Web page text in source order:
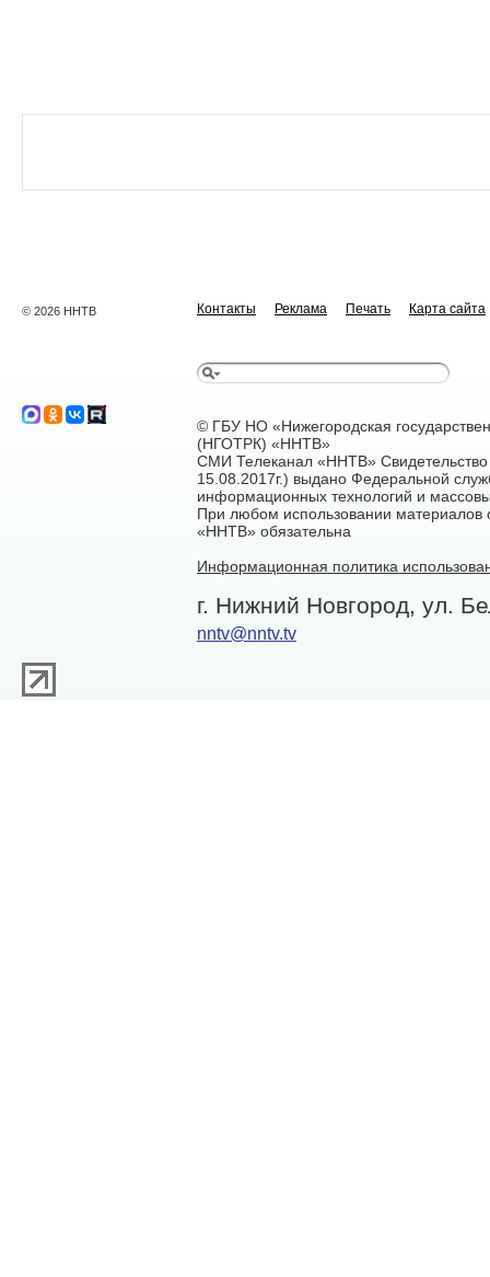
© 2026 ННТВ Контакты Реклама Печать Карта сайта
© ГБУ НО «Нижегородская
(НГОТРК) «ННТВ»
СМИ Телеканал «ННТВ»
15.08.2017г.) выдано Федеральной
информационных технологий и
При любом использовании материалов
«ННТВ» обязательна
Информационная политика
г. Нижний Новгород, ул.
nntv@nntv.tv